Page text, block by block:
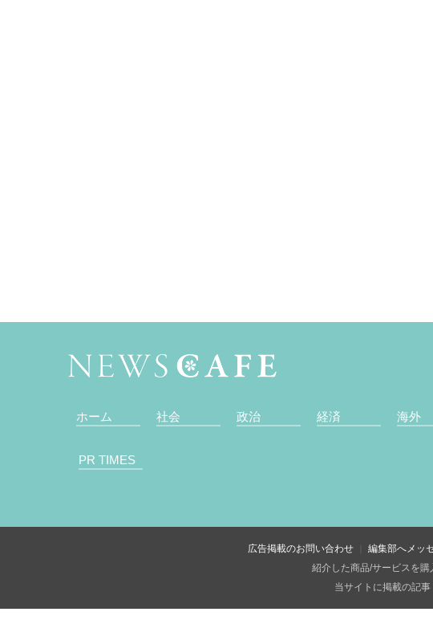
ホーム 社会 政治 経済 海外
PR TIMES
広告掲載のお問い合わせ 編集部へメッ
紹介した商品/サービスを購
当サイトに掲載の記